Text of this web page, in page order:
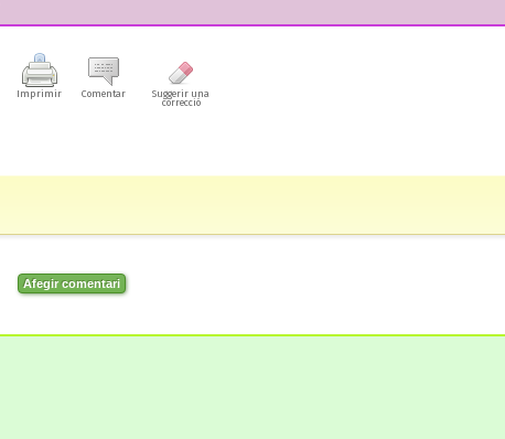
Imprimir Comentar
Suggerir una
correcció
Afegir comentari